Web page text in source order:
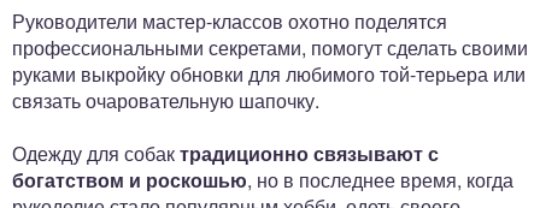
Руководители мастер-классов охотно поделятся
профессиональными секретами, помогут сделать своими
руками выкройку обновки для любимого той-терьера или
связать очаровательную шапочку.
Одежду для собактрадиционно связывают с
богатством и роскошью, но в последнее время, когда